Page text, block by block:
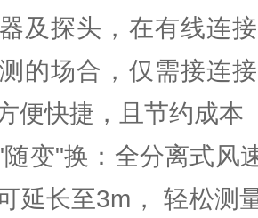
及探头，在有线连
的场合，仅需接连
便快捷，且节约成本
变"换：全分离式风
延长至3m， 轻松测